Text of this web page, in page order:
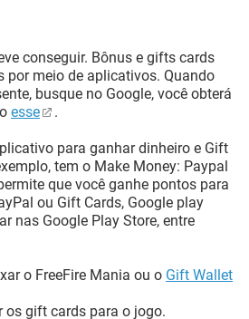
conseguir. Bônus e gifts cards
por meio de aplicativos. Quando
busque no Google, você obterá
esse .
para ganhar dinheiro e Gift
tem o Make Money: Paypal
que você ganhe pontos para
ou Gift Cards, Google play
nas Google Play Store, entre
o FreeFire Mania ou o Gift Wallet
os gift cards para o jogo.